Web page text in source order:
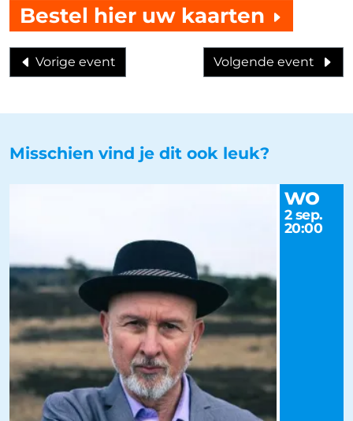
Bestel hier uw kaarten
Vorige event Volgende event
Misschien vind je dit ook leuk?
wo
2 sep.
20:00